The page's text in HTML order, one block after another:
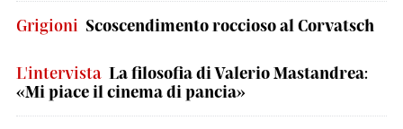
Grigioni Scoscendimento roccioso al Corvatsch
L'intervista La filosofia di Valerio Mastandrea:
«Mi piace il cinema di pancia»